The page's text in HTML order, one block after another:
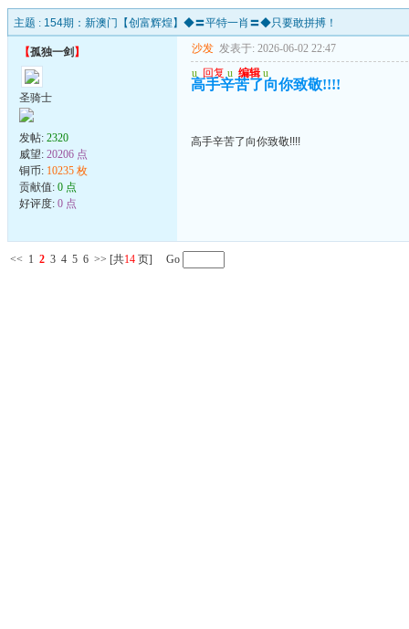
主题 : 154期：新澳门【创富辉煌】◆〓平特一肖〓◆只要敢拼搏！
【孤独一剑 】
圣骑士
发帖: 2320
威望: 20206 点
铜币: 10235 枚
贡献值: 0 点
好评度: 0 点
沙发 发表于: 2026-06-02 22:47
u 回复 u 编辑 u
高手辛苦了向你致敬!!!!
高手辛苦了向你致敬!!!!
<< 1 2 3 4 5 6 >> [共14 页] Go